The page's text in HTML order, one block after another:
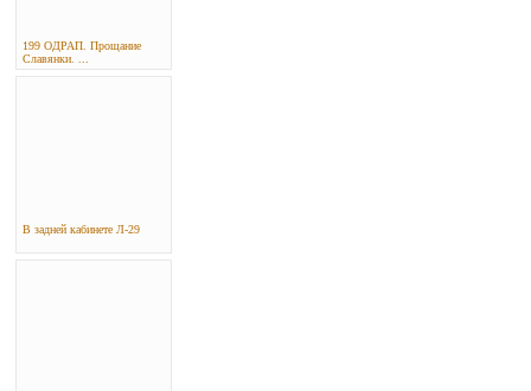
199 ОДРАП. Прощание
Славянки. ...
В задней кабинете Л-29